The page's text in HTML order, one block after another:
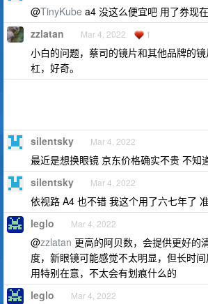
@TinyKube a4 没这么便宜吧 用了券现
zzlatan Mar 4, 2022 1
小白的问题，蔡司的镜片和其他品牌的
杠，好奇。
silentsky Mar 4, 2022
最近是想换眼镜 京东价格确实不贵 不知
silentsky Mar 4, 2022
依视路 A4 也不错 我这个用了六七年了
leglo Mar 4, 2022
@zzlatan 更高的阿贝数，会提供更好的
度，新眼镜可能感觉不太明显，但长时
用特别在意，不太会有划痕什么的
leglo Mar 4, 2022